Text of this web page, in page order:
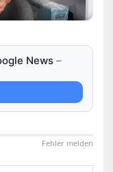
News –
Fehler melden